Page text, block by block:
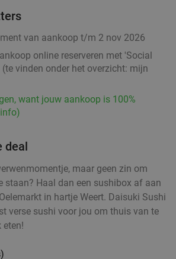
van aankoop t/m 2 nov 2026
online reserveren met 'Social
(te vinden onder het overzicht: mijn
want jouw aankoop is 100%
deal
maar geen zin om
staan? Haal dan een sushibox af aan
in hartje Weert. Daisuki Sushi
verse sushi voor jou om thuis van te
eten!